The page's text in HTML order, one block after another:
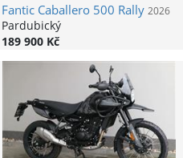
FanticCaballero 500 Rally 2026
Pardubický
189 900 Kč